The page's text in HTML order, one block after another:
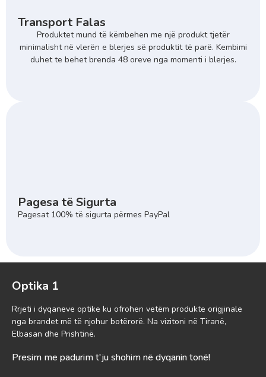
Transport Falas
Produktet mund të këmbehen me një produkt tjetër
minimalisht në vlerën e blerjes së produktit të parë. Kembimi
duhet te behet brenda 48 oreve nga momenti i blerjes.
Pagesa të Sigurta
Pagesat 100% të sigurta përmes PayPal
Optika 1
Rrjeti i dyqaneve optike ku ofrohen vetëm produkte origjinale
nga brandet më të njohur botërorë. Na vizitoni në Tiranë,
Elbasan dhe Prishtinë.
Presim me padurim t'ju shohim në dyqanin tonë!